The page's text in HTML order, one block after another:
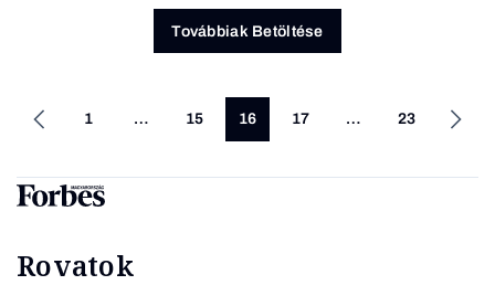
Továbbiak Betöltése
1 … 15 16 17 … 23
Rovatok